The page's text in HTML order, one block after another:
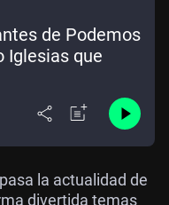
de Podemos
Iglesias que
la actualidad de
divertida temas